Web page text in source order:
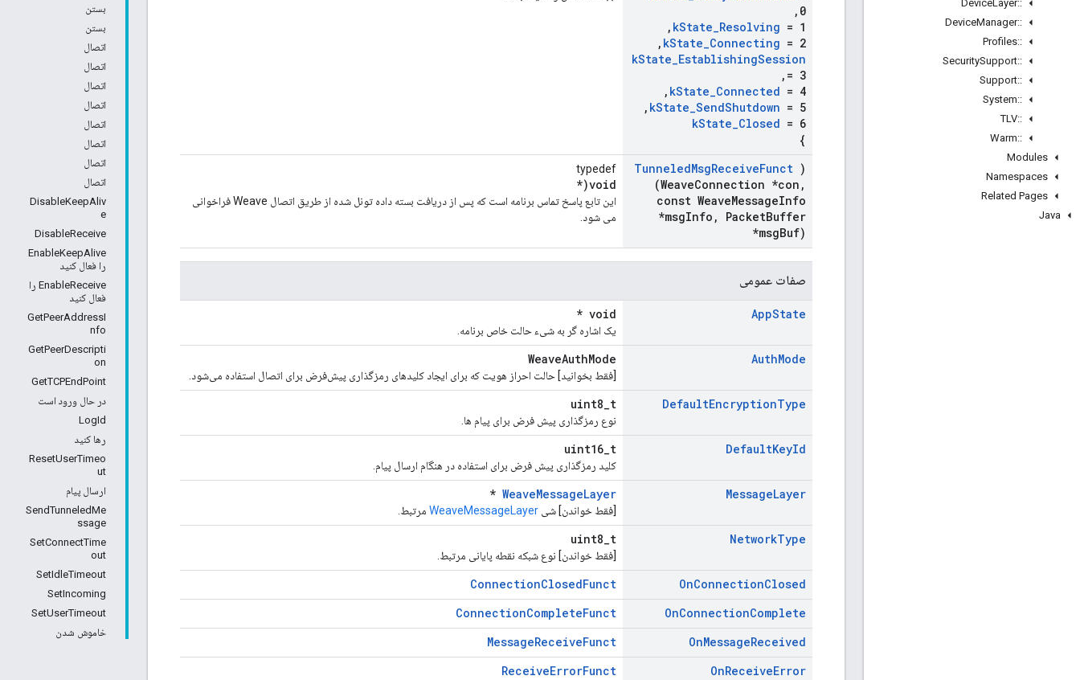
::
DeviceLayer
::
DeviceManager
::
Profiles
::
SecuritySupport
::
Support
::
System
::
TLV
::
Warm
Modules
Namespaces
Related Pages
Java
بستن
بستن
اتصال
اتصال
اتصال
اتصال
اتصال
اتصال
اتصال
اتصال
DisableKeepAliv
e
DisableReceive
EnableKeepAlive
را فعال کنید
EnableReceive را
فعال کنید
GetPeerAddressI
nfo
GetPeerDescripti
on
GetTCPEndPoint
در حال ورود است
LogId
رها کنید
ResetUserTimeo
ut
ارسال پیام
SendTunneledMe
ssage
SetConnectTime
out
SetIdleTimeout
SetIncoming
SetUserTimeout
خاموش شدن
0
,
kState_Resolving = 1
,
kState_Connecting = 2
,
kState_EstablishingSession
= 3
,
kState_Connected = 4
,
kState_SendShutdown = 5
,
kState_Closed = 6
}
TunneledMsgReceiveFunct )
(WeaveConnection *con ,
const WeaveMessageInfo
*msgInfo , PacketBuffer
*msgBuf)
typedef
void(*
این تابع پاسخ تماس برنامه است که پس از دریافت بسته داده تونل شده از طریق اتصال Weave فراخوانی
می شود.
صفات عمومی
AppState
void *
یک اشاره گر به شیء حالت خاص برنامه.
AuthMode
WeaveAuthMode
[فقط بخوانید] حالت احراز هویت که برای ایجاد کلیدهای رمزگذاری پیش‌فرض برای اتصال استفاده می‌شود.
DefaultEncryptionType
uint8_t
نوع رمزگذاری پیش فرض برای پیام ها.
DefaultKeyId
uint16_t
کلید رمزگذاری پیش فرض برای استفاده در هنگام ارسال پیام.
MessageLayer
WeaveMessageLayer
*
[فقط خواندن] شی WeaveMessageLayer مرتبط.
NetworkType
uint8_t
[فقط خواندن] نوع شبکه نقطه پایانی مرتبط.
OnConnectionClosed
ConnectionClosedFunct
OnConnectionComplete
ConnectionCompleteFunct
OnMessageReceived
MessageReceiveFunct
OnReceiveError
ReceiveErrorFunct